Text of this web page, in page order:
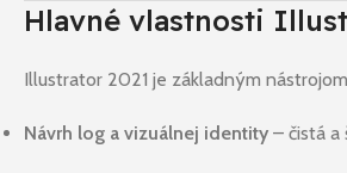
Hlavné vlastnosti
Illustrator 2021 je základným
Návrh log a vizuálnej identity – čistá a